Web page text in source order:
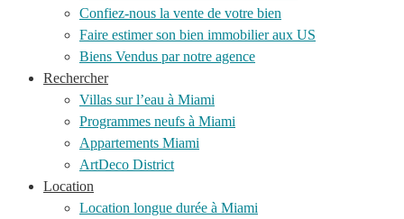
Confiez-nous la vente de votre bien
Faire estimer son bien immobilier aux US
Biens Vendus par notre agence
Rechercher
Villas sur l’eau à Miami
Programmes neufs à Miami
Appartements Miami
ArtDeco District
Location
Location longue durée à Miami